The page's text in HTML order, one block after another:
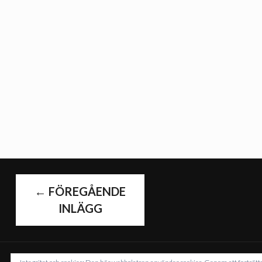
← FÖREGÅENDE
INLÄGG